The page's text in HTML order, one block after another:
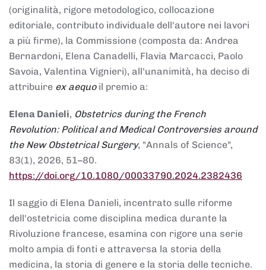
(originalità, rigore metodologico, collocazione
editoriale, contributo individuale dell'autore nei lavori
a più firme), la Commissione (composta da: Andrea
Bernardoni, Elena Canadelli, Flavia Marcacci, Paolo
Savoia, Valentina Vignieri), all'unanimità, ha deciso di
attribuire ex aequoil premio a:
Elena Danieli, Obstetrics during the French
Revolution: Political and Medical Controversies around
the New Obstetrical Surgery, "Annals of Science",
83(1), 2026, 51–80.
https://doi.org/10.1080/00033790.2024.2382436
Il saggio di Elena Danieli, incentrato sulle riforme
dell'ostetricia come disciplina medica durante la
Rivoluzione francese, esamina con rigore una serie
molto ampia di fonti e attraversa la storia della
medicina, la storia di genere e la storia delle tecniche.